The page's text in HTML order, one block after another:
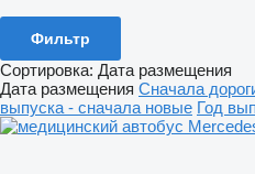
Фильтр
Сортировка: Дата размещения
Дата размещения Сначала
выпуска - сначала новые Год